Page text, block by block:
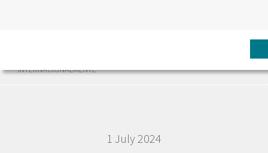
INTERNACIONALMENTE
1 July 2024